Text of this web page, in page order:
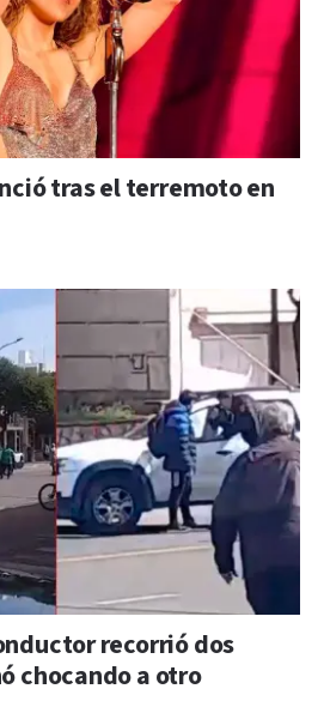
tras el terremoto en
recorrió dos
chocando a otro